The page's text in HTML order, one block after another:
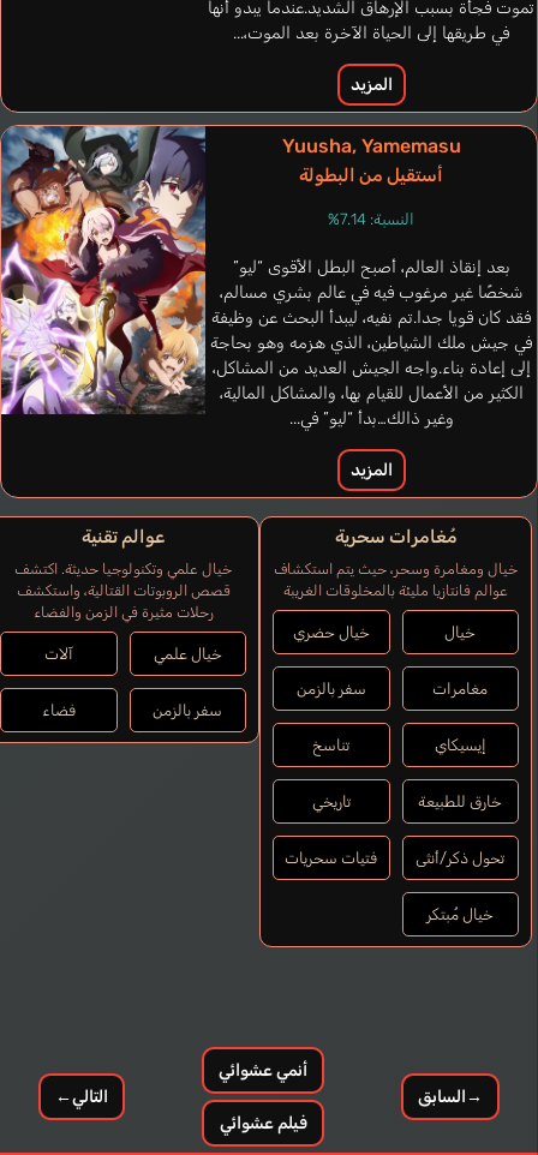
تموت فجأة بسبب الإرهاق الشديد.عندما يبدو أنها
في طريقها إلى الحياة الآخرة بعد الموت،...
المزيد
Yuusha, Yamemasu
أستقيل من البطولة
النسبة: 7.14%
بعد إنقاذ العالم، أصبح البطل الأقوى “ليو”
شخصًا غير مرغوب فيه في عالم بشري مسالم،
فقد كان قويا جدا.تم نفيه، ليبدأ البحث عن وظيفة
في جيش ملك الشياطين، الذي هزمه وهو بحاجة
إلى إعادة بناء.واجه الجيش العديد من المشاكل،
الكثير من الأعمال للقيام بها، والمشاكل المالية،
وغير ذالك…بدأ “ليو” في...
المزيد
مُغامرات سحرية
خيال ومغامرة وسحر، حيث يتم استكشاف
عوالم فانتازيا مليئة بالمخلوقات الغريبة
خيال خيال حضري
مغامرات سفر بالزمن
إيسيكاي تناسخ
خارق للطبيعة تاريخي
تحول ذكر/أنثى فتيات سحريات
خيال مُبتكر
عوالم تقنية
خيال علمي وتكنولوجيا حديثة. اكتشف
قصص الروبوتات القتالية، واستكشف
رحلات مثيرة في الزمن والفضاء
خيال علمي آلات
سفر بالزمن فضاء
→السابق
أنمي عشوائي
فيلم عشوائي
التالي←